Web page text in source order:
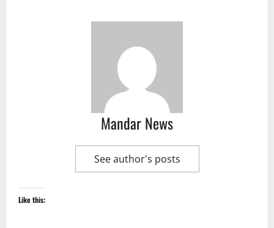
Mandar News
See author's posts
Like this: